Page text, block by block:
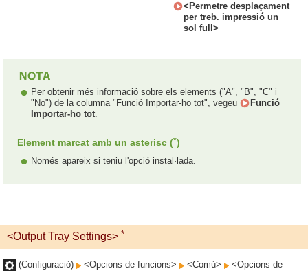
<Permetre desplaçament
per treb. impressió un
sol full>
Per obtenir més informació sobre els elements ("A", "B", "C" i
"No") de la columna "Funció Importar-ho tot", vegeu
Funció
Importar-ho tot.
Element marcat amb un asterisc (*)
Només apareix si teniu l'opció instal·lada.
<Output Tray Settings> *
(Configuració) <Opcions de funcions> <Comú>
<Opcions de